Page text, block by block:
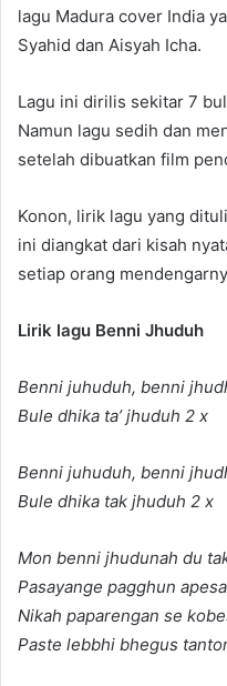
lagu Madura cover India
Syahid dan Aisyah Icha.
Lagu ini dirilis sekitar 7
Namun lagu sedih dan
setelah dibuatkan film
Konon, lirik lagu yang
ini diangkat dari kisah
setiap orang
Lirik lagu Benni Jhuduh
Benni juhuduh, benni
Bule dhika ta’ jhuduh 2 x
Benni juhuduh, benni
Bule dhika tak jhuduh 2 x
Mon benni jhudunah du
Pasayange pagghun apesa
Nikah paparengan se
Paste lebbhi bhegus